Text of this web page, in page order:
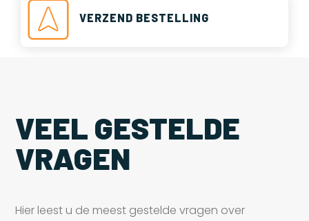
VERZEND BESTELLING
VEEL GESTELDE
VRAGEN
Hier leest u de meest gestelde vragen over